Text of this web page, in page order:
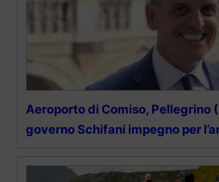
Aeroporto di Comiso, Pellegrino
governo Schifani impegno per